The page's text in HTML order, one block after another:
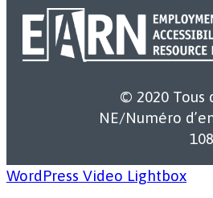
© 2020 Tous
NE/Numéro
WordPress Video Lightbox